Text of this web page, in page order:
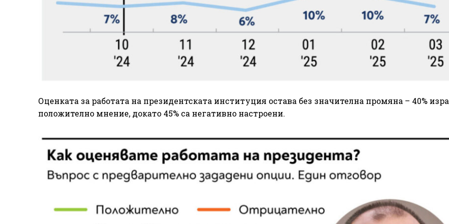
Оценката за работата на президентската институция остава без значителна промяна – 40%
положително мнение, докато 45% са негативно настроени.